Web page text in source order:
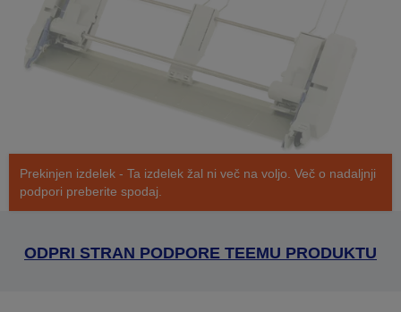
Prekinjen izdelek - Ta izdelek žal ni več na voljo. Več o nadaljnji
podpori preberite spodaj.
ODPRI STRAN PODPORE TEEMU PRODUKTU